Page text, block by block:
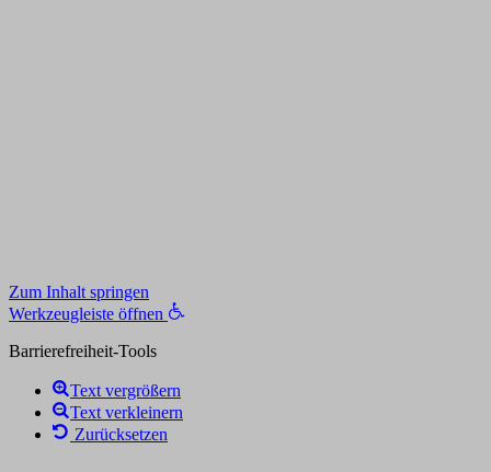
Zum Inhalt springen
Werkzeugleiste öffnen
Barrierefreiheit-Tools
Text vergrößern
Text verkleinern
Zurücksetzen